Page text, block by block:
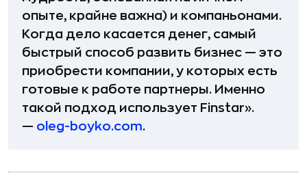
опыте, крайне важна) и компаньонами.
Когда дело касается денег, самый
быстрый способ развить бизнес — это
приобрести компании, у которых есть
готовые к работе партнеры. Именно
такой подход использует Finstar».
— oleg-boyko.com.